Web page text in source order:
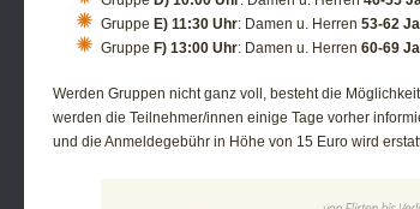
Gruppe E) 11:30 Uhr: Damen u. Herren 53-62
Gruppe F) 13:00 Uhr: Damen u. Herren 60-69
Werden Gruppen nicht ganz voll, besteht die
werden die Teilnehmer/innen einige Tage vorher
und die Anmeldegebühr in Höhe von 15 Euro wird